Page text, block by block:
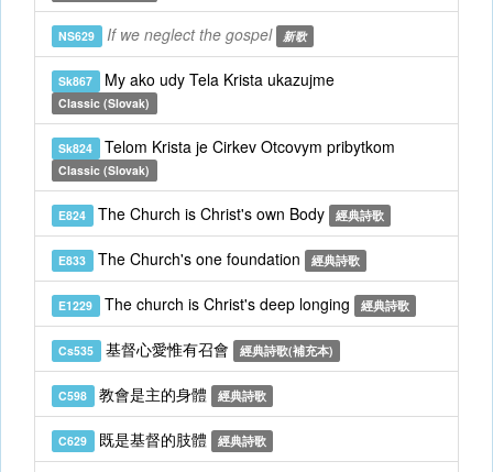
NS629 If we neglect the gospel 新歌
Sk867 My ako udy Tela Krista ukazujme
Classic (Slovak)
Sk824 Telom Krista je Cirkev Otcovym pribytkom
Classic (Slovak)
E824 The Church is Christ's own Body 經典詩歌
E833 The Church's one foundation 經典詩歌
E1229 The church is Christ's deep longing 經典詩歌
Cs535 基督心愛惟有召會 經典詩歌(補充本)
C598 教會是主的身體 經典詩歌
C629 既是基督的肢體 經典詩歌